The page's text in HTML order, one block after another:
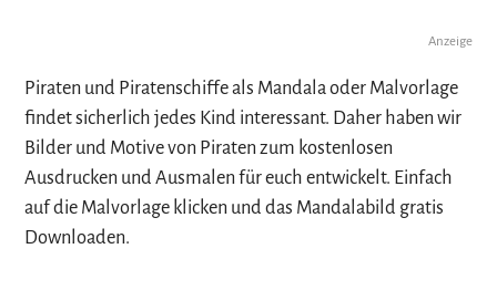
Anzeige
Piraten und Piratenschiffe als Mandala oder Malvorlage
findet sicherlich jedes Kind interessant. Daher haben wir
Bilder und Motive von Piraten zum kostenlosen
Ausdrucken und Ausmalen für euch entwickelt. Einfach
auf die Malvorlage klicken und das Mandalabild gratis
Downloaden.